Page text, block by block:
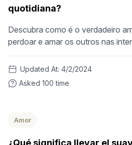
quotidiana?
Descubra como é o verdadeiro
perdoar e amar os outros nas
Updated At: 4/2/2024
Asked 100 time
Amor
¿Qué significa llevar el